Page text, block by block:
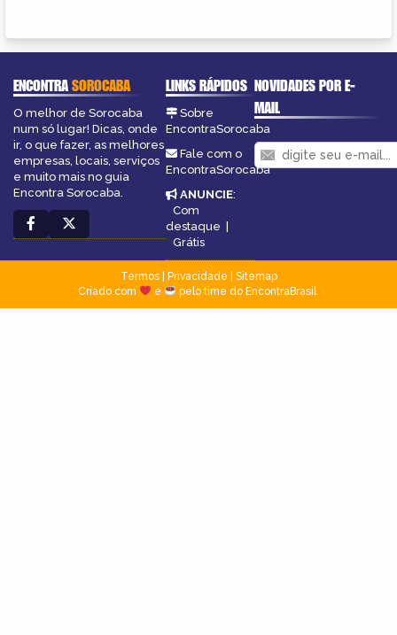
ENCONTRASOROCABA
O melhor de Sorocaba
num só lugar! Dicas, onde
ir, o que fazer, as melhores
empresas, locais, serviços
e muito mais no guia
Encontra Sorocaba.
LINKS RÁPIDOS
Sobre
EncontraSorocaba
Fale com o
EncontraSorocaba
ANUNCIE:
Com
destaque |
Grátis
NOVIDADES POR E-
MAIL
Termos| Privacidade
Sitemap
Criado com
e pelo time do EncontraBrasil